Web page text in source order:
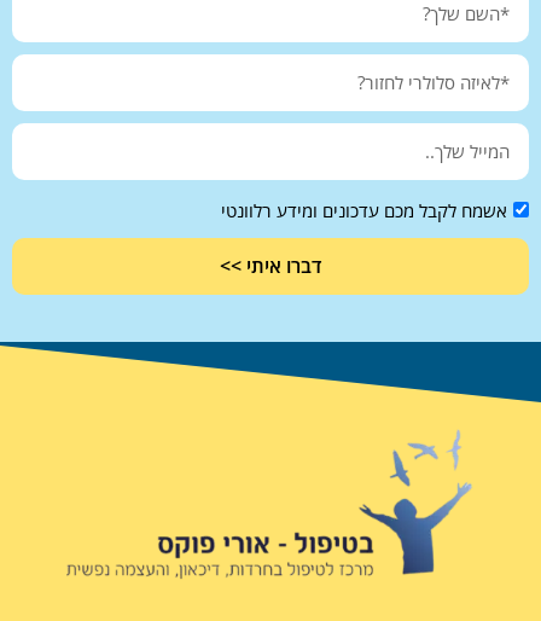
אשמח לקבל מכם עדכונים ומידע רלוונטי
דברו איתי >>